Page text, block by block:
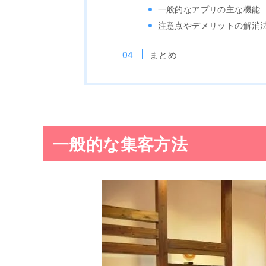
一般的なアプリの主な機能
注意点やデメリットの解消
まとめ
一般的な集客方法